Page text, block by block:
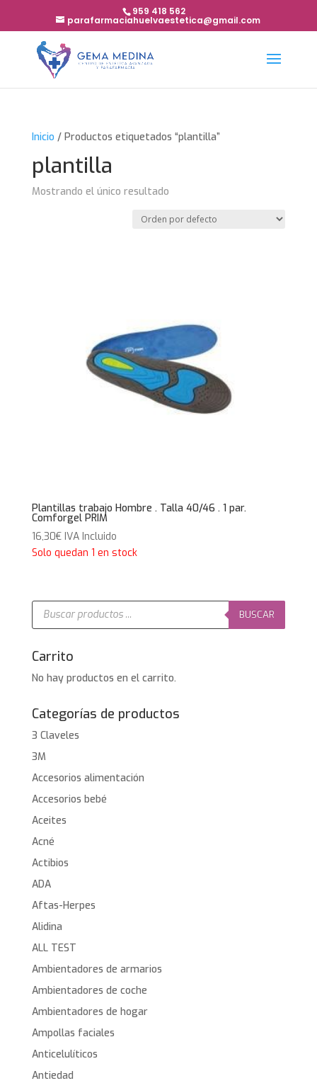
959 418 562
parafarmaciahuelvaestetica@gmail.com
Inicio / Productos etiquetados “plantilla”
plantilla
Mostrando el único resultado
Plantillas trabajo Hombre . Talla 40/46 . 1 par.
Comforgel PRIM
16,30€ IVA Incluido
Solo quedan 1 en stock
Búsqueda
productos
BUSCAR
Carrito
No hay productos en el carrito.
Categorías de productos
3 Claveles
3M
Accesorios alimentación
Accesorios bebé
Aceites
Acné
Actibios
ADA
Aftas-Herpes
Alidina
ALL TEST
Ambientadores de armarios
Ambientadores de coche
Ambientadores de hogar
Ampollas faciales
Anticelulíticos
Antiedad